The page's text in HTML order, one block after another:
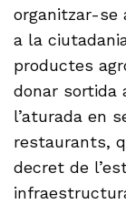
organitzar-se
a la
productes
donar sortida
l’aturada en
restaurants,
decret de